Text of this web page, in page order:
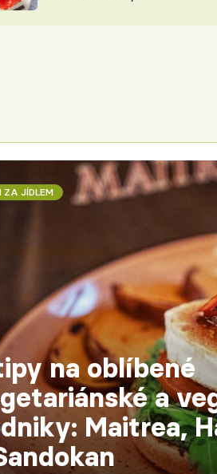
ZA JÍDLEM
na oblíbené
a
Maitrea,